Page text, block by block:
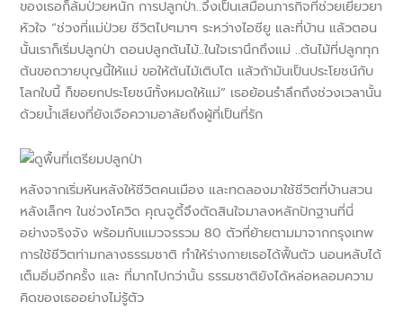
ของเธอก็ล้มป่วยหนัก การปลูกป่า..จึงเป็นเสมือนภารกิจที่ช่วยเยียวยา
หัวใจ “ช่วงที่แม่ป่วย ชีวิตไปๆมาๆ ระหว่างไอซียู และที่บ้าน แล้วตอน
นั้นเราก็เริ่มปลูกป่า ตอนปลูกต้นไม้..ในใจเรานึกถึงแม่ ..ต้นไม้ที่ปลูกทุก
ต้นขอถวายบุญนี้ให้แม่ ขอให้ต้นไม้เติบโต แล้วถ้ามันเป็นประโยชน์กับ
โลกใบนี้ ก็ขอยกประโยชน์ทั้งหมดให้แม่” เธอย้อนรำลึกถึงช่วงเวลานั้น
ด้วยน้ำเสียงที่ยังเจือความอาลัยถึงผู้ที่เป็นที่รัก
หลังจากเริ่มหันหลังให้ชีวิตคนเมือง และทดลองมาใช้ชีวิตที่บ้านสวน
หลังเล็กๆ ในช่วงโควิด คุณจูดี้จึงตัดสินใจมาลงหลักปักฐานที่นี่
อย่างจริงจัง พร้อมกับแมวจรรวม 80 ตัวที่ย้ายตามมาจากกรุงเทพ
การใช้ชีวิตท่ามกลางธรรมชาติ ทำให้ร่างกายเธอได้ฟื้นตัว นอนหลับได้
เต็มอิ่มอีกครั้ง และ ที่มากไปกว่านั้น ธรรมชาติยังได้หล่อหลอมความ
คิดของเธออย่างไม่รู้ตัว